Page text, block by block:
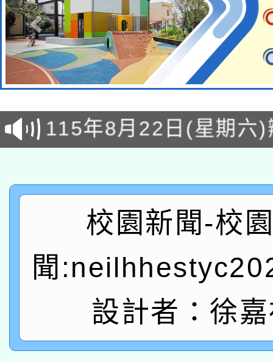
轉知經濟部水利署委託
業技術研究院辦理「
動」
115年8月22日(星期六
桃園市孔廟祈福系列
開 智慧啟航」
2026年桃園地景藝術
「2026桃園藝術巡演
關事宜
轉知教育部國民及學前
年度健康促進學校輔導
業成長研習」實施計畫
函轉國家教育研究院
原住民族教育政策研討
族教育國際趨勢與發展
轉知教育部國民及學前
新北市政府教育局辦
師專業成長研習實施計
函轉國立臺灣師範大學
族語言臺北學習中心
轉知有關國立成功大學
校園新聞-校
聞
設計者：徐